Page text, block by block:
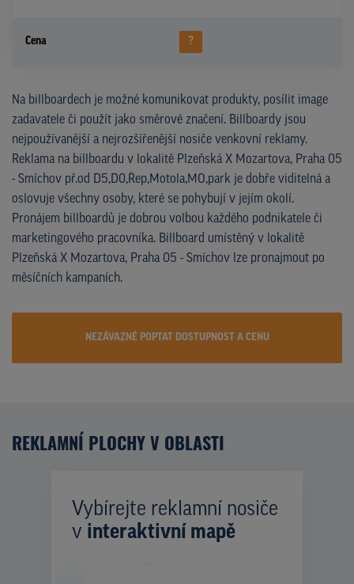
Cena ?
Na billboardech je možné komunikovat produkty, posílit image
zadavatele či použít jako směrové značení. Billboardy jsou
nejpoužívanější a nejrozšířenější nosiče venkovní reklamy.
Reklama na billboardu v lokalitě Plzeňská X Mozartova, Praha 05
- Smíchov př.od D5,D0,Řep,Motola,MO,park je dobře viditelná a
oslovuje všechny osoby, které se pohybují v jejím okolí.
Pronájem billboardů je dobrou volbou každého podnikatele či
marketingového pracovníka. Billboard umístěný v lokalitě
Plzeňská X Mozartova, Praha 05 - Smíchov lze pronajmout po
měsíčních kampaních.
NEZÁVAZNĚ POPTAT DOSTUPNOST A CENU
REKLAMNÍ PLOCHY V OBLASTI
Vybírejte reklamní nosiče
v interaktivní mapě